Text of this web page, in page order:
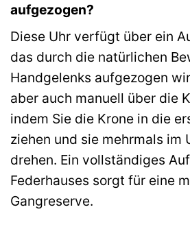
aufgezogen?
Diese Uhr verfügt über ein
das durch die natürlichen
Handgelenks aufgezogen
aber auch manuell über die
indem Sie die Krone in die
ziehen und sie mehrmals im
drehen. Ein vollständiges
Federhauses sorgt für eine
Gangreserve.